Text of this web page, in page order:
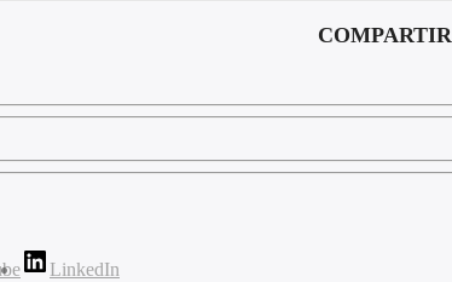
COMPARTIR
LinkedIn